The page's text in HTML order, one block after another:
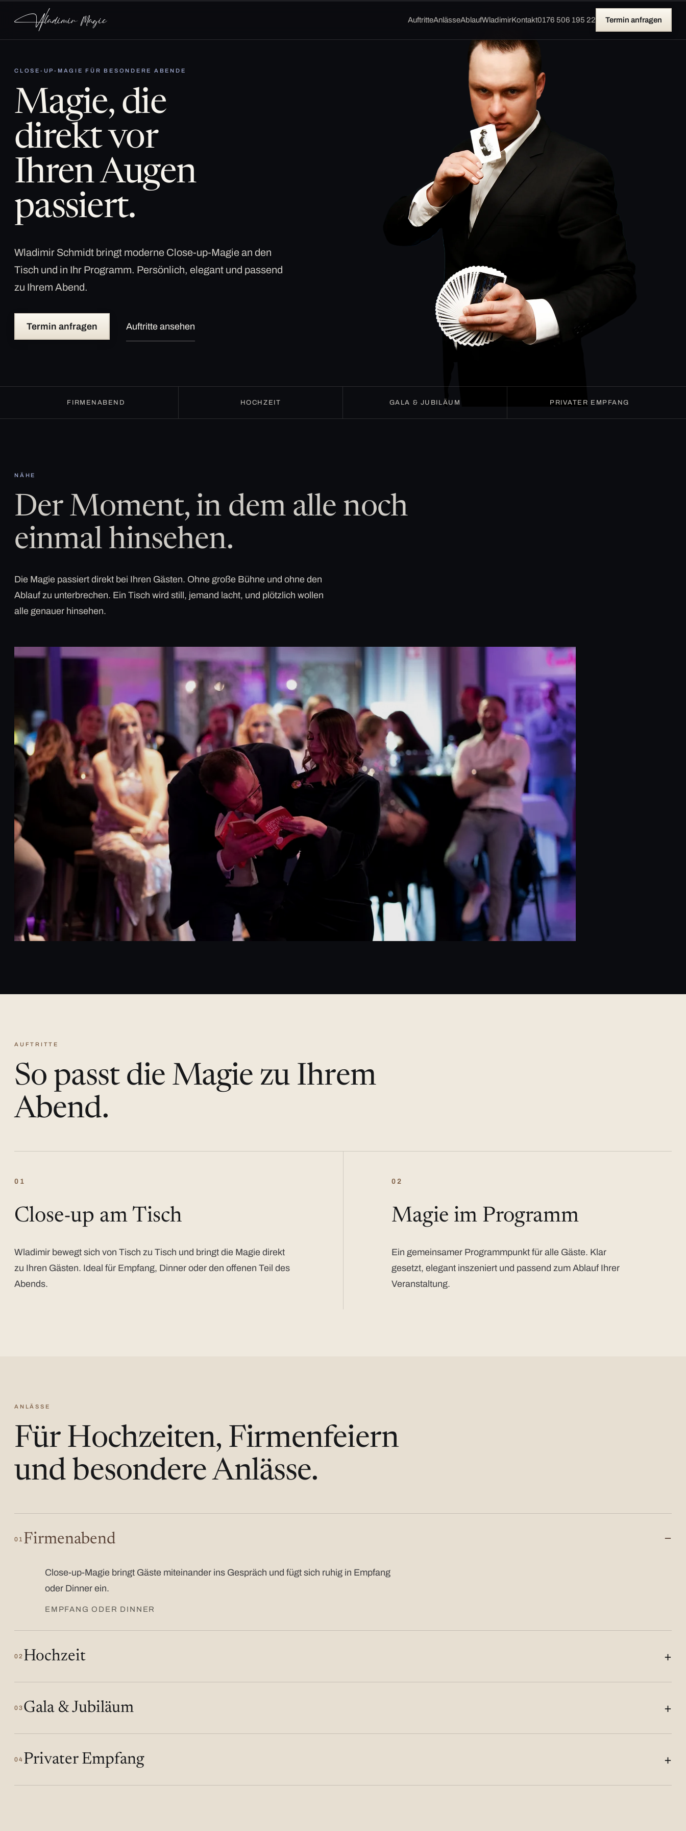
AuftritteAnlässeAblaufWladimirKontakt0176 506 195 22 Termin anfragen
CLOSE-UP-MAGIE FÜR BESONDERE ABENDE
Magie, die
direkt vor
Ihren Augen
passiert.
Wladimir Schmidt bringt moderne Close-up-Magie an den
Tisch und in Ihr Programm. Persönlich, elegant und passend
zu Ihrem Abend.
Termin anfragen Auftritte ansehen
FIRMENABEND HOCHZEIT GALA & JUBILÄUM PRIVATER EMPFANG
NÄHE
Der Moment, in dem alle noch
einmal hinsehen.
Die Magie passiert direkt bei Ihren Gästen. Ohne große Bühne und ohne den
Ablauf zu unterbrechen. Ein Tisch wird still, jemand lacht, und plötzlich wollen
alle genauer hinsehen.
AUFTRITTE
So passt die Magie zu Ihrem
Abend.
01
Close-up am Tisch
Wladimir bewegt sich von Tisch zu Tisch und bringt die Magie direkt
zu Ihren Gästen. Ideal für Empfang, Dinner oder den offenen Teil des
Abends.
02
Magie im Programm
Ein gemeinsamer Programmpunkt für alle Gäste. Klar
gesetzt, elegant inszeniert und passend zum Ablauf Ihrer
Veranstaltung.
ANLÄSSE
Für Hochzeiten, Firmenfeiern
und besondere Anlässe.
01 Firmenabend
Close-up-Magie bringt Gäste miteinander ins Gespräch und fügt sich ruhig in Empfang
oder Dinner ein.
EMPFANG ODER DINNER
02 Hochzeit
03 Gala & Jubiläum
04 Privater Empfang